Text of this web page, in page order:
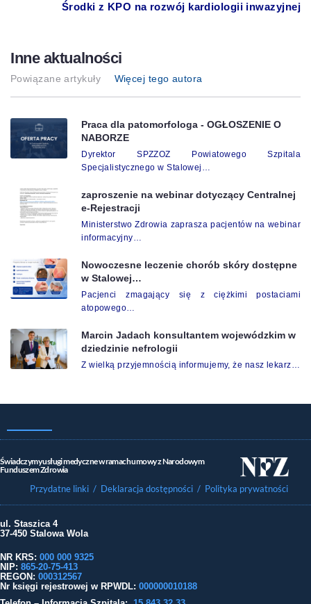
Środki z KPO na rozwój kardiologii inwazyjnej
Inne aktualności
Powiązane artykuły Więcej tego autora
Praca dla patomorfologa - OGŁOSZENIE O
NABORZE
Dyrektor SPZZOZ Powiatowego Szpitala
Specjalistycznego w Stalowej…
zaproszenie na webinar dotyczący Centralnej
e-Rejestracji
Ministerstwo Zdrowia zaprasza pacjentów na webinar
informacyjny…
Nowoczesne leczenie chorób skóry dostępne
w Stalowej…
Pacjenci zmagający się z ciężkimi postaciami
atopowego…
Marcin Jadach konsultantem wojewódzkim w
dziedzinie nefrologii
Z wielką przyjemnością informujemy, że nasz lekarz…
Świadczymy usługi medyczne w ramach umowy z Narodowym
Funduszem Zdrowia
Przydatne linki / Deklaracja dostępności / Polityka prywatności
ul. Staszica 4
37-450 Stalowa Wola
NR KRS: 000 000 9325
NIP: 865-20-75-413
REGON: 000312567
Nr księgi rejestrowej w RPWDL: 000000010188